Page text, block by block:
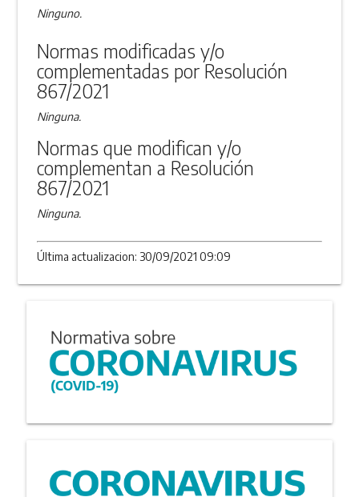
Ninguno.
Normas modificadas y/o
complementadas por Resolución
867/2021
Ninguna.
Normas que modifican y/o
complementan a Resolución
867/2021
Ninguna.
Última actualizacion: 30/09/2021 09:09